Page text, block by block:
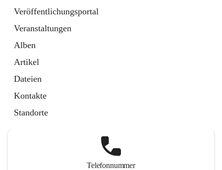
Veröffentlichungsportal
Veranstaltungen
Alben
Artikel
Dateien
Kontakte
Standorte
Telefonnummer